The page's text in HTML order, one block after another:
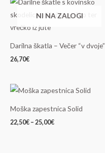
NI NA ZALOGI
Darilna škatla – Večer “v dvoje”
26,70€
Moška zapestnica Solid
22,50€ – 25,00€
Cenovni
razpon:
22,50€
do